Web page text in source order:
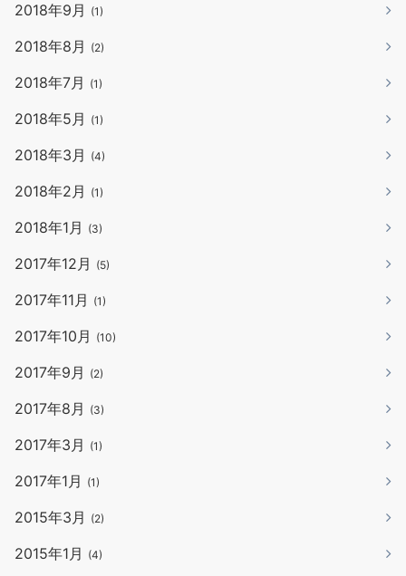
2018年9月 (1)
2018年8月 (2)
2018年7月 (1)
2018年5月 (1)
2018年3月 (4)
2018年2月 (1)
2018年1月 (3)
2017年12月 (5)
2017年11月 (1)
2017年10月 (10)
2017年9月 (2)
2017年8月 (3)
2017年3月 (1)
2017年1月 (1)
2015年3月 (2)
2015年1月 (4)